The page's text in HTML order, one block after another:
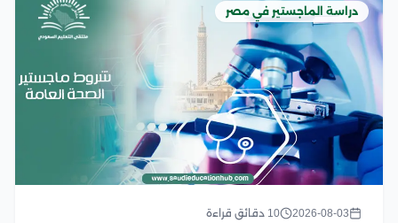
دراسة الماجستير في مصر
2026-08-03 10 دقائق قراءة